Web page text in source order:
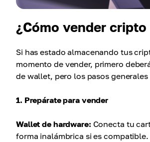
¿Cómo vender
Si has estado almacenando tus
momento de vender, primero
de wallet, pero los pasos
1. Prepárate para vender
Wallet de hardware: Conecta tu
forma inalámbrica si es